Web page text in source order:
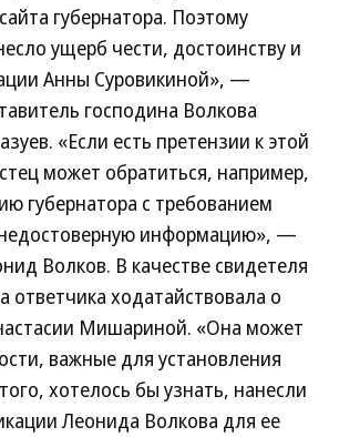
губернатора. Поэтому
ущерб чести, достоинству и
Анны Суровикиной», —
господина Волкова
«Если есть претензии к этой
может обратиться, например,
губернатора с требованием
недостоверную информацию», —
Волков. В качестве свидетеля
ответчика ходатайствовала о
Мишариной. «Она может
важные для установления
хотелось бы узнать, нанесли
Леонида Волкова для ее